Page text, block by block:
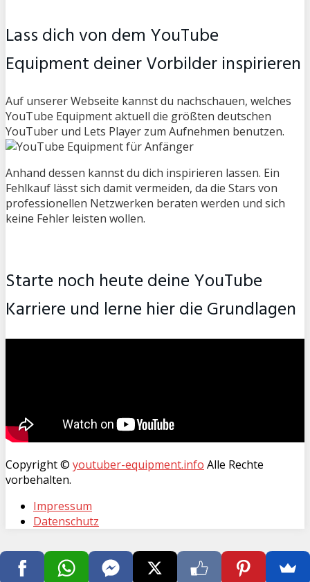
Lass dich von dem YouTube
Equipment deiner Vorbilder inspirieren
Auf unserer Webseite kannst du nachschauen, welches
YouTube Equipment aktuell die größten deutschen
YouTuber und Lets Player zum Aufnehmen benutzen.
Anhand dessen kannst du dich inspirieren lassen. Ein
Fehlkauf lässt sich damit vermeiden, da die Stars von
professionellen Netzwerken beraten werden und sich
keine Fehler leisten wollen.
Starte noch heute deine YouTube
Karriere und lerne hier die Grundlagen
Copyright © youtuber-equipment.info Alle Rechte
vorbehalten.
Impressum
Datenschutz